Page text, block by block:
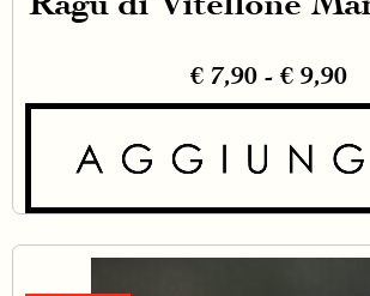
€7,90 - €9,90